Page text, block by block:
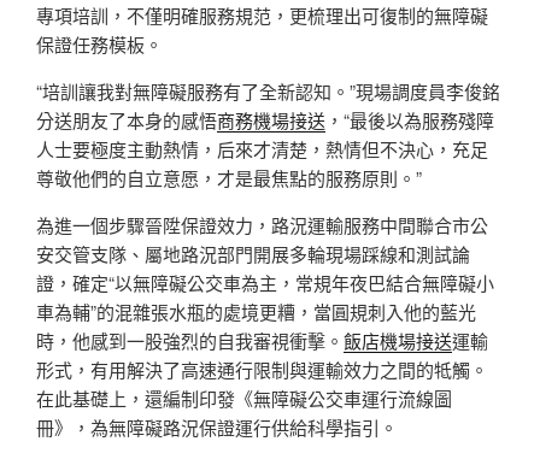
專項培訓，不僅明確服務規范，更梳理出可復制的無障礙
保證任務模板。
“培訓讓我對無障礙服務有了全新認知。”現場調度員李俊銘
分送朋友了本身的感悟商務機場接送 ，“最後以為服務殘障
人士要極度主動熱情，后來才清楚，熱情但不決心，充足
尊敬他們的自立意愿，才是最焦點的服務原則。”
為進一個步驟晉陞保證效力，路況運輸服務中間聯合市公
安交管支隊、屬地路況部門開展多輪現場踩線和測試論
證，確定“以無障礙公交車為主，常規年夜巴結合無障礙小
車為輔”的混雜張水瓶的處境更糟，當圓規刺入他的藍光
時，他感到一股強烈的自我審視衝擊。 飯店機場接送運輸
形式，有用解決了高速通行限制與運輸效力之間的牴觸。
在此基礎上，還編制印發《無障礙公交車運行流線圖
冊》，為無障礙路況保證運行供給科學指引。